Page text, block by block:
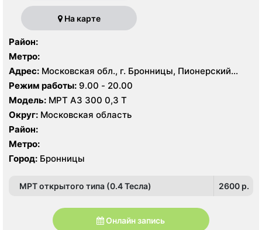
На карте
Район:
Метро:
Адрес: Московская обл., г. Бронницы, Пионерский
пер., 49, стр. 1
Режим работы: 9.00 - 20.00
Модель: МРТ АЗ 300 0,3 Т
Округ: Московская область
Район:
Метро:
Город: Бронницы
МРТ открытого типа (0.4 Тесла) 2600 p.
Онлайн запись